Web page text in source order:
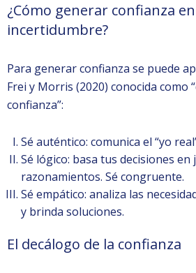
¿Cómo generar confianza
incertidumbre?
Para generar confianza se puede
Frei y Morris (2020) conocida como
confianza”:
Sé auténtico: comunica el “yo
Sé lógico: basa tus decisiones en
razonamientos. Sé congruente.
Sé empático: analiza las
y brinda soluciones.
El decálogo de la confianza